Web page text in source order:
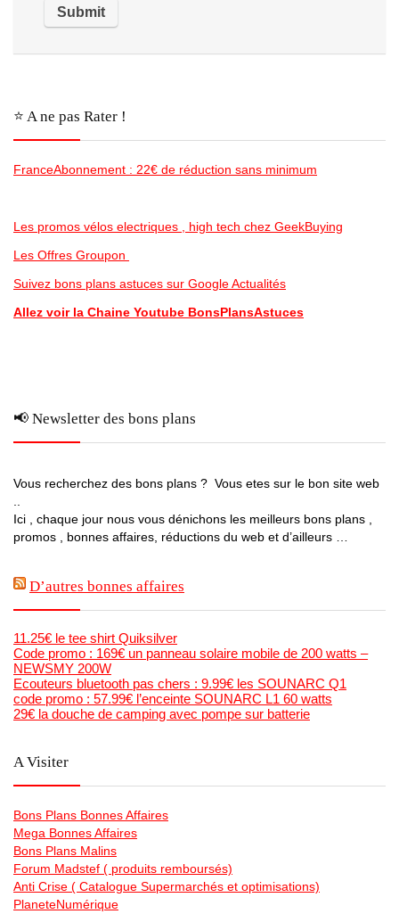
⭐️ A ne pas Rater !
FranceAbonnement : 22€ de réduction sans minimum
Les promos vélos electriques , high tech chez GeekBuying
Les Offres Groupon
Suivez bons plans astuces sur Google Actualités
Allez voir la Chaine Youtube BonsPlansAstuces
📢 Newsletter des bons plans
Vous recherchez des bons plans ? Vous etes sur le bon site web
Ici , chaque jour nous vous dénichons les meilleurs bons plans ,
promos , bonnes affaires, réductions du web et d’ailleurs …
D’autres bonnes affaires
11.25€ le tee shirt Quiksilver
Code promo : 169€ un panneau solaire mobile de 200 watts –
NEWSMY 200W
Ecouteurs bluetooth pas chers : 9.99€ les SOUNARC Q1
code promo : 57.99€ l’enceinte SOUNARC L1 60 watts
29€ la douche de camping avec pompe sur batterie
A Visiter
Bons Plans Bonnes Affaires
Mega Bonnes Affaires
Bons Plans Malins
Forum Madstef ( produits remboursés)
Anti Crise ( Catalogue Supermarchés et optimisations)
PlaneteNumérique